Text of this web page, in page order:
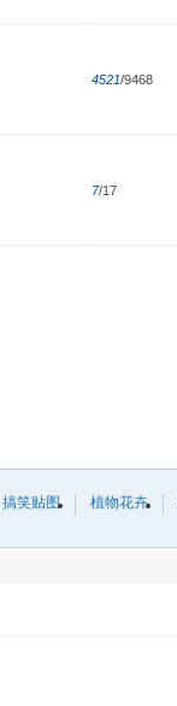
4521/9468
7/17
搞笑贴图 植物花卉